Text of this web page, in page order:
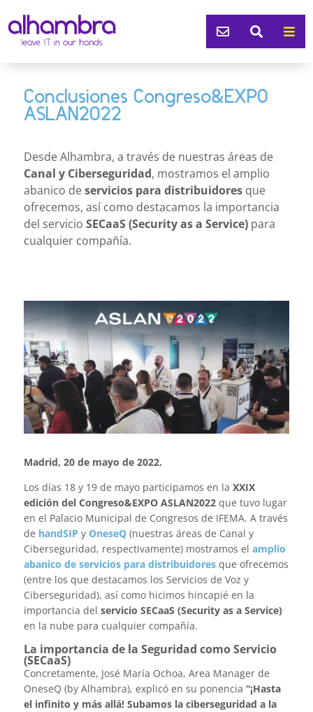
  
Conclusiones Congreso&EXPO
ASLAN2022
Desde Alhambra, a través de nuestras áreas de
Canal y Ciberseguridad, mostramos el amplio
abanico deservicios para distribuidoresque
ofrecemos, así como destacamos la importancia
del servicio SECaaS (Security as a Service)para
cualquier compañía.
Madrid, 20 de mayo de 2022.
Los días 18 y 19 de mayo participamos en la XXIX
edición del Congreso&EXPO ASLAN2022que tuvo lugar
en el Palacio Municipal de Congresos de IFEMA. A través
de handSIP y OneseQ(nuestras áreas de Canal y
Ciberseguridad, respectivamente) mostramos el amplio
abanico de servicios para distribuidoresque ofrecemos
(entre los que destacamos los Servicios de Voz y
Ciberseguridad), así como hicimos hincapié en la
importancia del servicio SECaaS (Security as a Service)
en la nube para cualquier compañía.
La importancia de la Seguridad como Servicio
(SECaaS)
Concretamente, José María Ochoa, Area Manager de
OneseQ (by Alhambra), explicó en su ponencia “¡Hasta
el infinito y más allá! Subamos la ciberseguridad a la